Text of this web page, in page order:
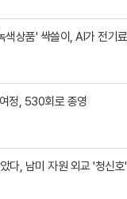
색상품' 싹쓸이, AI가 전기
정, 530회로 종영
다, 남미 자원 외교 '청신호'